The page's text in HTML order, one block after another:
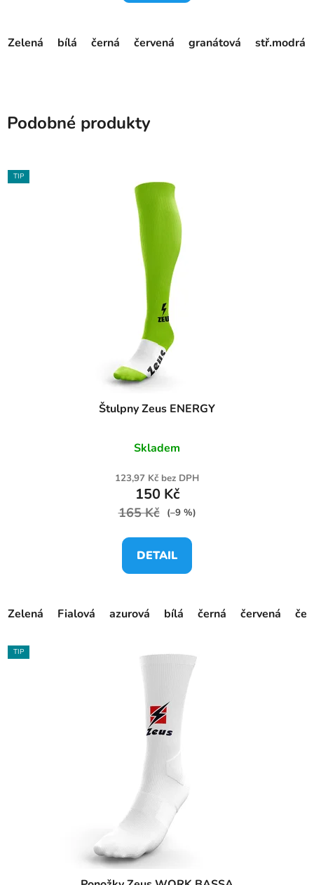
Zelená bílá černá červená granátová stř.modrá
Podobné produkty
TIP
Štulpny Zeus ENERGY
Skladem
123,97 Kč bez DPH
150 Kč
165 Kč (–9 %)
DETAIL
Zelená Fialová azurová bílá černá červená
TIP